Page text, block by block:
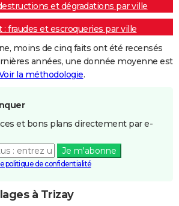
et dégradations par ville
: fraudes et escroqueries par ville
moins de cinq faits ont été recensés
années, une donnée moyenne est
la méthodologie.
et bons plans directement par e-
Je m'abonne
politique de confidentialité
à Trizay